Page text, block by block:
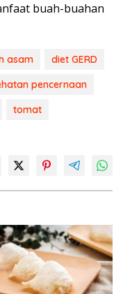
buah-buahan
asam
diet GERD
pencernaan
tomat